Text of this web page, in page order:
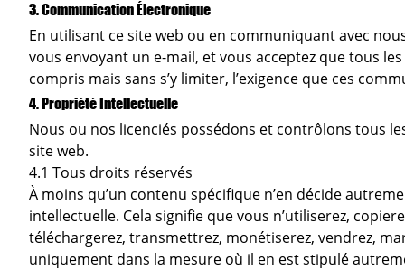
3. Communication Électronique
En utilisant ce site web ou en communiquant avec
vous envoyant un e-mail, et vous acceptez que tous
compris mais sans s’y limiter, l’exigence que ces
4. Propriété Intellectuelle
Nous ou nos licenciés possédons et contrôlons tous
site web.
4.1 Tous droits réservés
À moins qu’un contenu spécifique n’en décide
intellectuelle. Cela signifie que vous n’utiliserez,
téléchargerez, transmettrez, monétiserez, vendrez,
uniquement dans la mesure où il en est stipulé